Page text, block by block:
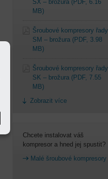
SX – brožura (PDF, 6.16
MB)
Šroubové kompresory řady
SM – brožura (PDF, 3.98
MB)
Šroubové kompresory řady
SK – brožura (PDF, 7.55
MB)
Zobrazit více
Chcete instalovat váš
kompresor a hned jej spustit?
Malé šroubové kompresory